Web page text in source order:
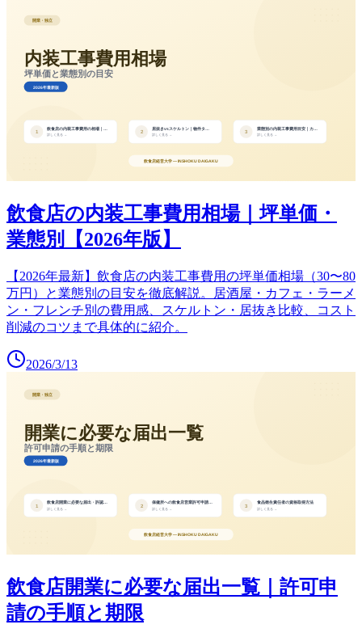
飲食店の内装工事費用相場｜坪単価・
業態別【2026年版】
【2026年最新】飲食店の内装工事費用の坪単価相場（30〜80
万円）と業態別の目安を徹底解説。居酒屋・カフェ・ラーメ
ン・フレンチ別の費用感、スケルトン・居抜き比較、コスト
削減のコツまで具体的に紹介。
2026/3/13
飲食店開業に必要な届出一覧｜許可申
請の手順と期限